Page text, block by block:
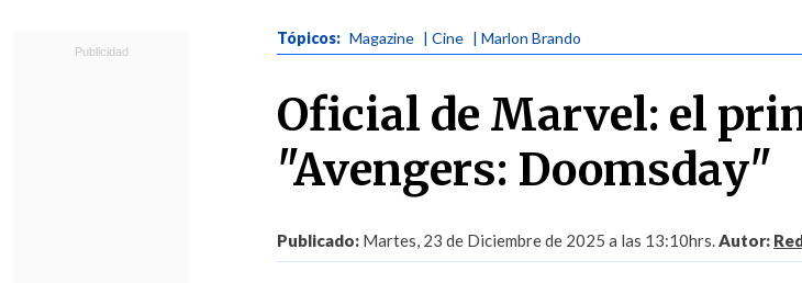
Tópicos: Magazine | Cine | Marlon Brando
Oficial de Marvel: el
"Avengers: Doomsday"
Publicado: Martes, 23 de Diciembre de 2025 a las 13:10hrs.Autor: